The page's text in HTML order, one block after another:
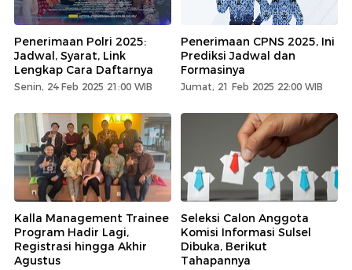
Penerimaan Polri 2025:
Jadwal, Syarat, Link
Lengkap Cara Daftarnya
Senin, 24 Feb 2025 21:00 WIB
Penerimaan CPNS 2025, Ini
Prediksi Jadwal dan
Formasinya
Jumat, 21 Feb 2025 22:00 WIB
Kalla Management Trainee
Program Hadir Lagi,
Registrasi hingga Akhir
Agustus
Seleksi Calon Anggota
Komisi Informasi Sulsel
Dibuka, Berikut
Tahapannya